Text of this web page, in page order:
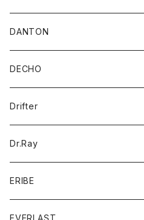
パーカー
Tシャツ
パーカー
ブラウス
ウォレット
カードケース
バッグ
DANTON
アウター
コート
ジャケット
アクセサリー
バッグ
キッズ
シャツ
Tシャツ
グッズ
帽子
トップス
DECHO
帽子
Drifter
Dr.Ray
ERIBE
ニット
EVERLAST